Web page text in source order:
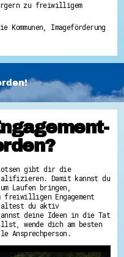
zu freiwilligem
Imageförderung
Lotsen gibt dir die
Damit kannst du
Laufen bringen,
freiwilligen Engagement
du aktiv
deine Ideen in die Tat
wende dich am besten
Ansprechperson.